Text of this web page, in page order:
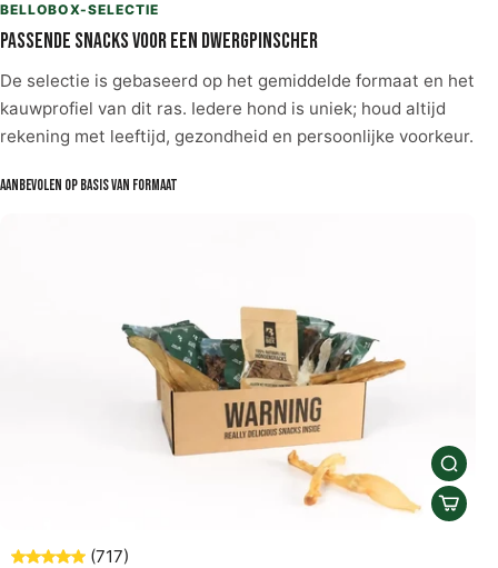
BELLOBOX-SELECTIE
Passende snacks voor een Dwergpinscher
De selectie is gebaseerd op het gemiddelde formaat en het
kauwprofiel van dit ras. Iedere hond is uniek; houd altijd
rekening met leeftijd, gezondheid en persoonlijke voorkeur.
Aanbevolen op basis van formaat
(717)